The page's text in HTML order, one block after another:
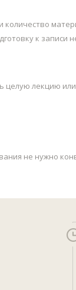
к записи
лекцию
не нужно